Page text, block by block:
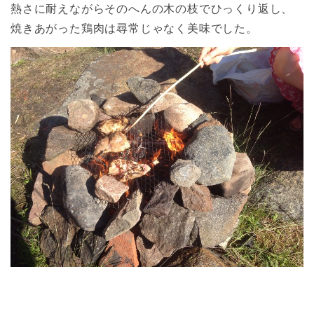
熱さに耐えながらそのへんの木の枝でひっくり返し、
焼きあがった鶏肉は尋常じゃなく美味でした。